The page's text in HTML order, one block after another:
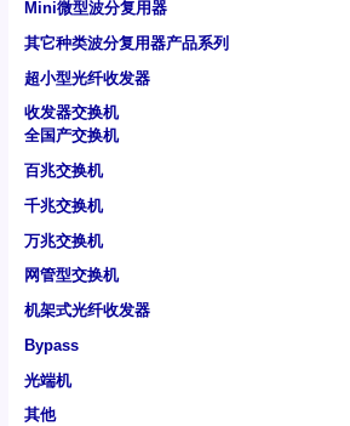
Mini微型波分复用器
其它种类波分复用器产品系列
超小型光纤收发器
收发器交换机
全国产交换机
百兆交换机
千兆交换机
万兆交换机
网管型交换机
机架式光纤收发器
Bypass
光端机
其他